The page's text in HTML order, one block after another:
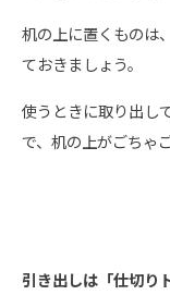
机の上に置くものは
ておきましょう。
使うときに取り出し
で、机の上がごちゃ
引き出しは「仕切り